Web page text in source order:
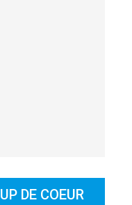
DE COEUR